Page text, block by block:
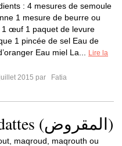
: 4 mesures de semoule
1 mesure de beurre ou
1 œuf 1 paquet de levure
1 pincée de sel Eau de
Eau miel La...
Lire la
2015 par
Fatia
Makrout roulé aux dattes (المقروض)
maqroud, maqrouth ou